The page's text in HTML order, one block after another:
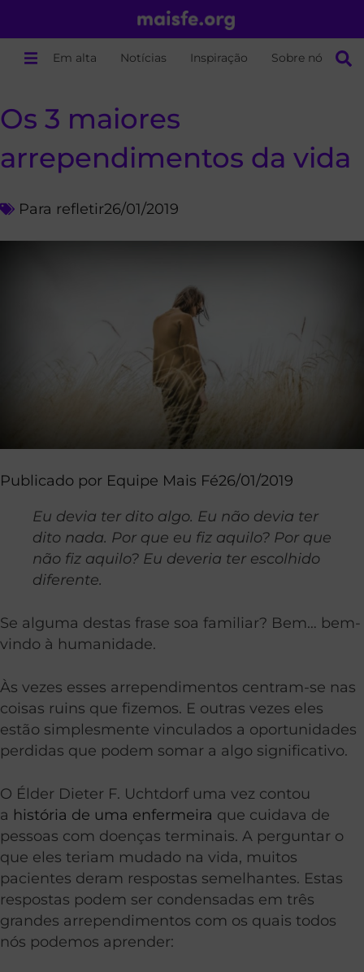
Em alta Notícias Inspiração Sobre nós
Os 3 maiores
arrependimentos da vida
Para refletir26/01/2019
Publicado por Equipe Mais Fé26/01/2019
Eu devia ter dito algo. Eu não devia ter
dito nada. Por que eu fiz aquilo? Por que
não fiz aquilo? Eu deveria ter escolhido
diferente.
Se alguma destas frase soa familiar? Bem… bem-
vindo à humanidade.
Às vezes esses arrependimentos centram-se nas
coisas ruins que fizemos. E outras vezes eles
estão simplesmente vinculados a oportunidades
perdidas que podem somar a algo significativo.
O Élder Dieter F. Uchtdorf uma vez contou
a história de uma enfermeira que cuidava de
pessoas com doenças terminais. A perguntar o
que eles teriam mudado na vida, muitos
pacientes deram respostas semelhantes. Estas
respostas podem ser condensadas em três
grandes arrependimentos com os quais todos
nós podemos aprender: